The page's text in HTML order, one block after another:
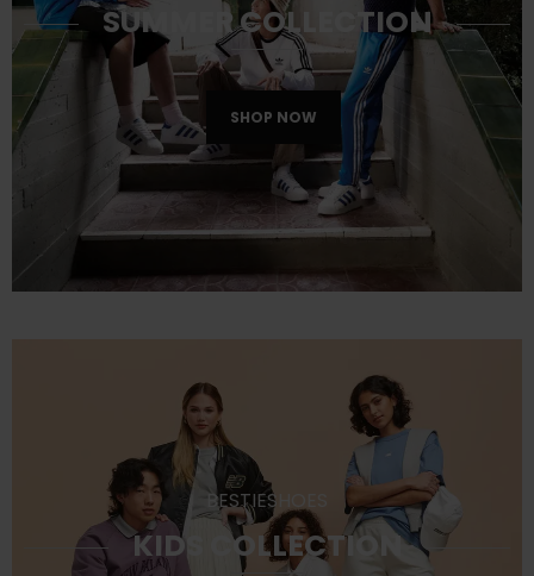
SUMMER COLLECTION
SHOP NOW
BESTIESHOES
KIDS COLLECTION